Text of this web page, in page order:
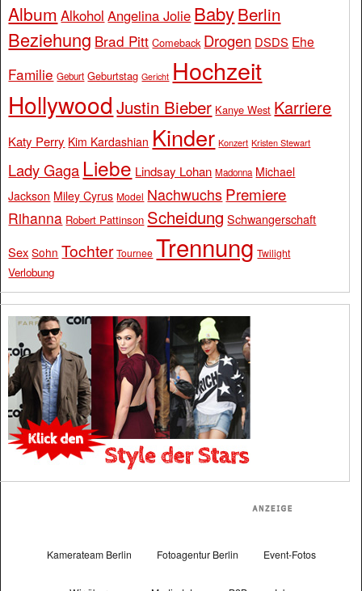
Album Alkohol Angelina Jolie BabyBerlin
Beziehung Brad Pitt Comeback Drogen DSDS Ehe
Familie Geburt Geburtstag Gericht Hochzeit
Hollywood Justin Bieber Kanye West Karriere
Katy Perry Kim Kardashian Kinder Konzert Kristen Stewart
Lady Gaga Liebe Lindsay Lohan Madonna Michael
Jackson Miley Cyrus Model Nachwuchs Premiere
Rihanna Robert Pattinson Scheidung Schwangerschaft
Sex Sohn Tochter Tournee Trennung Twilight
Verlobung
Kamerateam Berlin Fotoagentur Berlin Event-Fotos